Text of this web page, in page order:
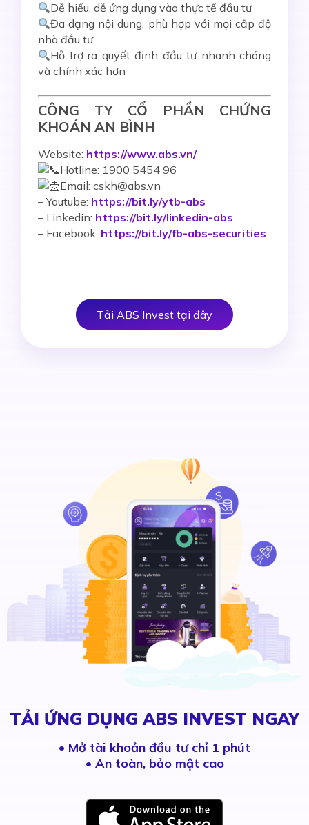
Dễ hiểu, dễ ứng dụng vào thực tế đầu tư
Đa dạng nội dung, phù hợp với mọi cấp độ
nhà đầu tư
Hỗ trợ ra quyết định đầu tư nhanh chóng
và chính xác hơn
CÔNG TY CỔ PHẦN CHỨNG
KHOÁN AN BÌNH
Website: https://www.abs.vn/
Hotline: 1900 5454 96
Email: cskh@abs.vn
–Youtube: https://bit.ly/ytb-abs
– Linkedin: https://bit.ly/linkedin-abs
– Facebook: https://bit.ly/fb-abs-securities
Tải ABS Invest tại đây
TẢI ỨNG DỤNG ABS INVEST NGAY
• Mở tài khoản đầu tư chỉ 1 phút
• An toàn, bảo mật cao